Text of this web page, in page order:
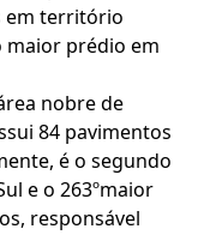
em território
maior prédio em
nobre de
84 pavimentos
é o segundo
e o 263ºmaior
responsável